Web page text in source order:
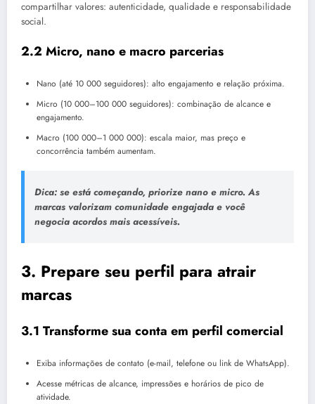
compartilhar valores: autenticidade, qualidade e responsabilidade
social.
2.2 Micro, nano e macro parcerias
Nano (até 10 000 seguidores): alto engajamento e relação próxima.
Micro (10 000–100 000 seguidores): combinação de alcance e
engajamento.
Macro (100 000–1 000 000): escala maior, mas preço e
concorrência também aumentam.
Dica: se está começando, priorize nano e micro. As
marcas valorizam comunidade engajada e você
negocia acordos mais acessíveis.
3. Prepare seu perfil para atrair
marcas
3.1 Transforme sua conta em perfil comercial
Exiba informações de contato (e-mail, telefone ou link de WhatsApp).
Acesse métricas de alcance, impressões e horários de pico de
atividade.